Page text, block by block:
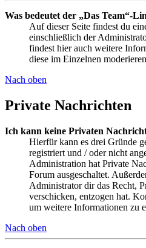
Was bedeutet der „Das Team“-
Auf dieser Seite findest du
einschließlich der
findest hier auch weitere
diese im Einzelnen
Nach oben
Private Nachrichten
Ich kann keine Privaten
Hierfür kann es drei Gründe
registriert und / oder nicht
Administration hat Private
Forum ausgeschaltet.
Administrator dir das Recht,
verschicken, entzogen hat.
um weitere Informationen zu
Nach oben